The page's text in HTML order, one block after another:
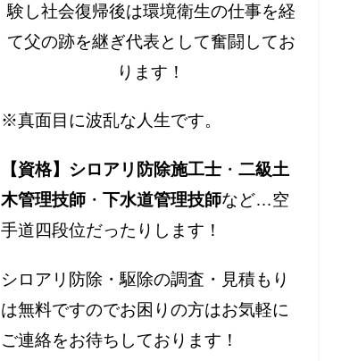
験し社会復帰後は環境衛生の仕事を経
て父の跡を継ぎ代表として奮闘してお
ります！
※真面目に波乱な人生です。
【資格】シロアリ防除施工士 ・ 二級土
木管理技師 ・ 下水道管理技師など…空
手道四段位だったりします！
シロアリ防除・駆除の調査・見積もり
は無料ですのでお困りの方はお気軽に
ご連絡をお待ちしております！